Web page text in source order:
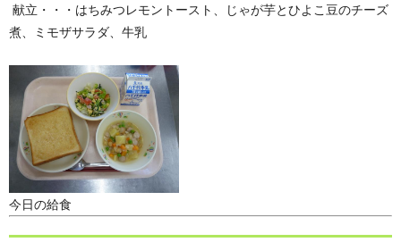
献立・・・はちみつレモントースト、じゃが芋とひよこ豆のチーズ
煮、ミモザサラダ、牛乳
今日の給食